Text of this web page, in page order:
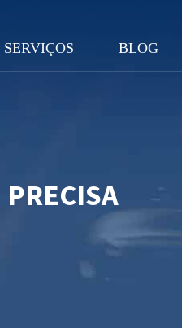
SERVIÇOS BLOG